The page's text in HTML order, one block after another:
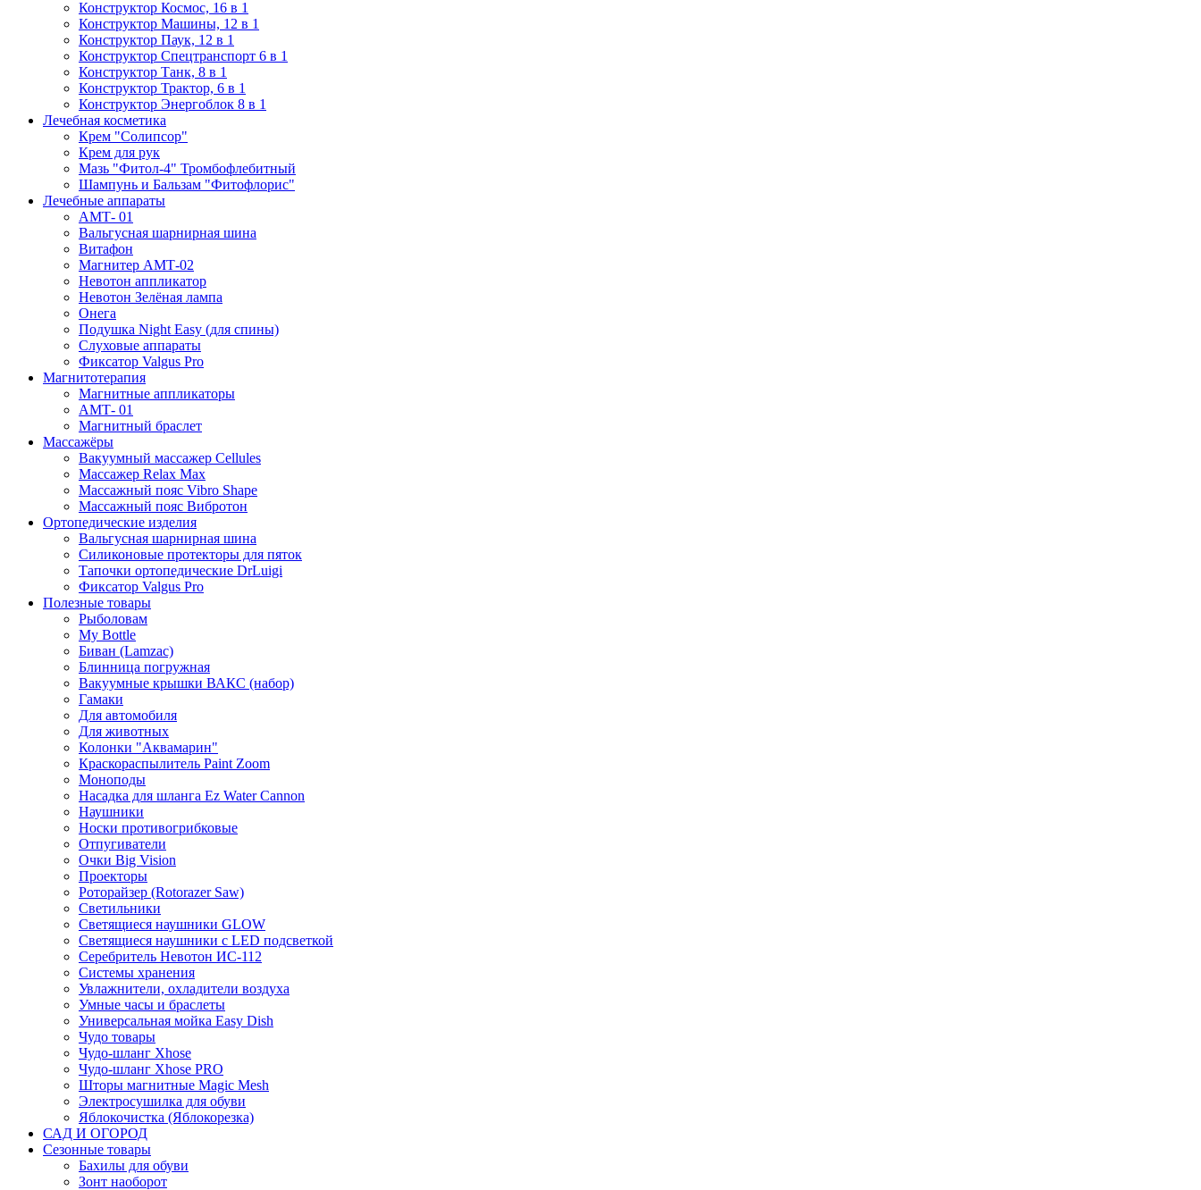
Конструктор Космос, 16 в 1
Конструктор Машины, 12 в 1
Конструктор Паук, 12 в 1
Конструктор Спецтранспорт 6 в 1
Конструктор Танк, 8 в 1
Конструктор Трактор, 6 в 1
Конструктор Энергоблок 8 в 1
Лечебная косметика
Крем "Солипсор"
Крем для рук
Мазь "Фитол-4" Тромбофлебитный
Шампунь и Бальзам "Фитофлорис"
Лечебные аппараты
АМТ- 01
Вальгусная шарнирная шина
Витафон
Магнитер АМТ-02
Невотон аппликатор
Невотон Зелёная лампа
Онега
Подушка Night Easy (для спины)
Слуховые аппараты
Фиксатор Valgus Pro
Магнитотерапия
Магнитные аппликаторы
АМТ- 01
Магнитный браслет
Массажёры
Вакуумный массажер Cellules
Массажер Relax Max
Массажный пояс Vibro Shape
Массажный пояс Вибротон
Ортопедические изделия
Вальгусная шарнирная шина
Силиконовые протекторы для пяток
Тапочки ортопедические DrLuigi
Фиксатор Valgus Pro
Полезные товары
Рыболовам
My Bottle
Биван (Lamzac)
Блинница погружная
Вакуумные крышки ВАКС (набор)
Гамаки
Для автомобиля
Для животных
Колонки "Аквамарин"
Краскораспылитель Paint Zoom
Моноподы
Насадка для шланга Ez Water Cannon
Наушники
Носки противогрибковые
Отпугиватели
Очки Big Vision
Проекторы
Роторайзер (Rotorazer Saw)
Светильники
Светящиеся наушники GLOW
Светящиеся наушники с LED подсветкой
Серебритель Невотон ИС-112
Системы хранения
Увлажнители, охладители воздуха
Умные часы и браслеты
Универсальная мойка Easy Dish
Чудо товары
Чудо-шланг Xhose
Чудо-шланг Xhose PRO
Шторы магнитные Magic Mesh
Электросушилка для обуви
Яблокочистка (Яблокорезка)
САД И ОГОРОД
Сезонные товары
Бахилы для обуви
Зонт наоборот